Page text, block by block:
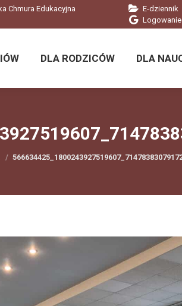
Chmura Edukacyjna
E-dziennik
DLA RODZICÓW DLA
DLA